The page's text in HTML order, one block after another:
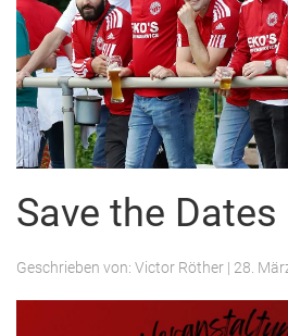
Save the Dates
Geschrieben von: Victor Röther | 28.